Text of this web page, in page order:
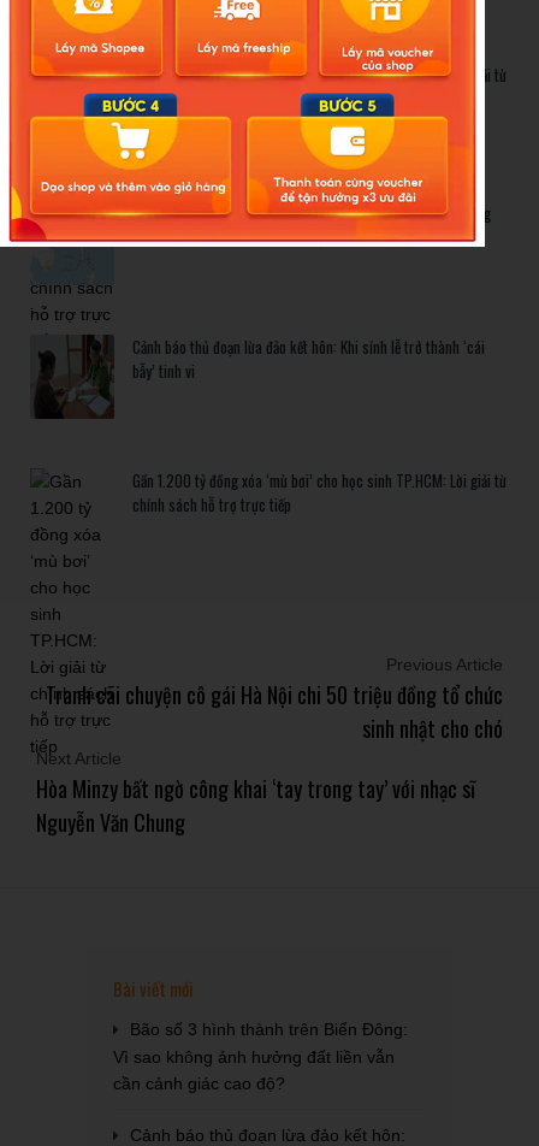
Gần 1.200 tỷ đồng xóa ‘mù bơi’ cho học sinh TP.HCM: Lời giải từ
chính sách hỗ trợ trực tiếp
Related Posts
Bão số 3 hình thành trên Biển Đông: Vì sao không ảnh hưởng
đất liền vẫn cần cảnh giác cao độ?
Cảnh báo thủ đoạn lừa đảo kết hôn: Khi sính lễ trở thành ‘cái
bẫy’ tinh vi
Gần 1.200 tỷ đồng xóa ‘mù bơi’ cho học sinh TP.HCM: Lời giải từ
chính sách hỗ trợ trực tiếp
Previous Article
Tranh cãi chuyện cô gái Hà Nội chi 50 triệu đồng tổ chức
sinh nhật cho chó
Next Article
Hòa Minzy bất ngờ công khai ‘tay trong tay’ với nhạc sĩ
Nguyễn Văn Chung
Bài viết mới
Bão số 3 hình thành trên Biển Đông:
Vì sao không ảnh hưởng đất liền vẫn
cần cảnh giác cao độ?
Cảnh báo thủ đoạn lừa đảo kết hôn: